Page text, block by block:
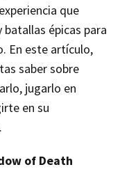
que
épicas para
En este artículo,
saber sobre
jugarlo en
en su
of Death